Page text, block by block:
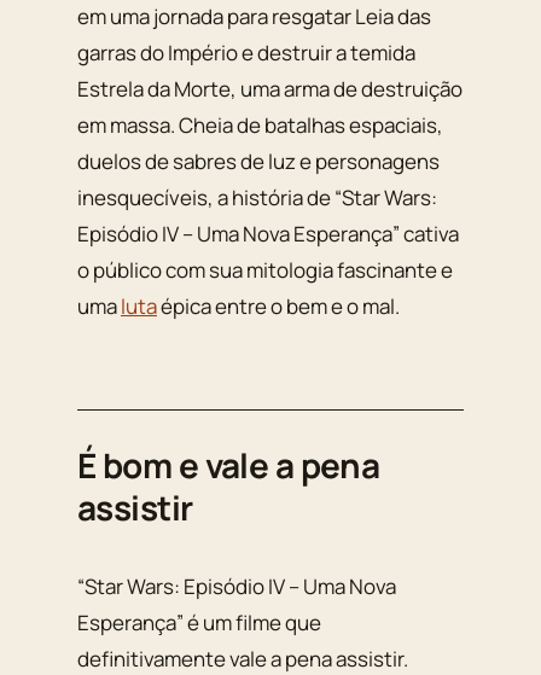
em uma jornada para resgatar Leia das
garras do Império e destruir a temida
Estrela da Morte, uma arma de destruição
em massa. Cheia de batalhas espaciais,
duelos de sabres de luz e personagens
inesquecíveis, a história de “Star Wars:
Episódio IV – Uma Nova Esperança” cativa
o público com sua mitologia fascinante e
umalutaépica entre o bem e o mal.
É bom e vale a pena
assistir
“Star Wars: Episódio IV – Uma Nova
Esperança” é um filme que
definitivamente vale a pena assistir.